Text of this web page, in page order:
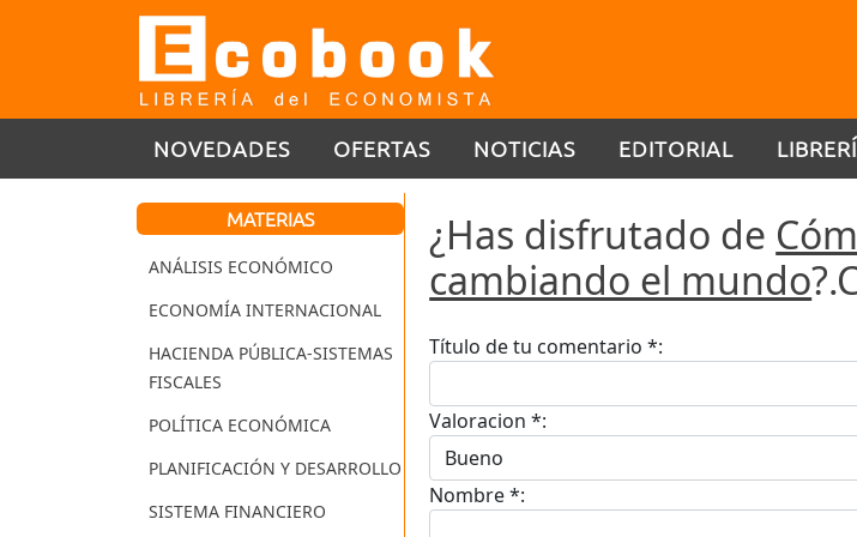
NOVEDADES OFERTAS NOTICIAS EDITORIAL
MATERIAS
ANÁLISIS ECONÓMICO
ECONOMÍA INTERNACIONAL
HACIENDA PÚBLICA-SISTEMAS
FISCALES
POLÍTICA ECONÓMICA
PLANIFICACIÓN Y DESARROLLO
SISTEMA FINANCIERO
¿Has disfrutado de
cambiando el mundo
Título de tu comentario *:
Valoracion *:
Nombre *: